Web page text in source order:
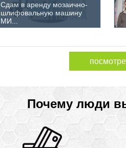
Сдам в аренду мозаично-
шлифовальную машину
МИ...
Почему люди